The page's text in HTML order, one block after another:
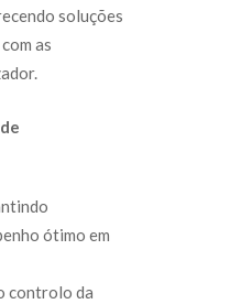
soluções
as
ótimo em
controlo da